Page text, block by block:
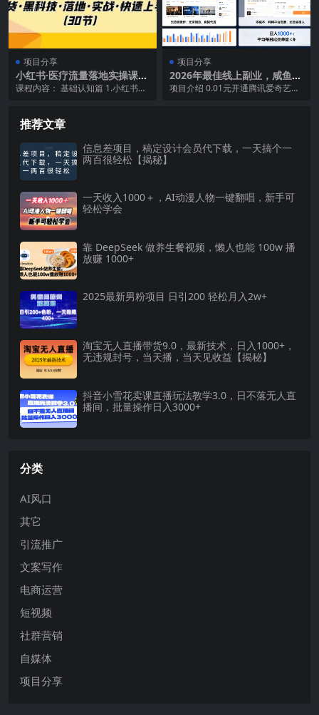
项目分享
小红书·医疗流量落地实操课，
干货·黑科技·落地·实战·快速上
课程内容： 基础认知篇 1.小红书的
项目分享
2026年最佳线上副业，咸鱼无
货源零成本卖影视会员，轻轻
项目介绍 0.01元开通腾讯爱奇艺优
推荐文章
信息差项目，稿定设计会员代下载，一天搞个一
两百很轻松【揭秘】
一天收入1000＋，AI动漫人物一键翻唱，新手可
轻松学会
靠 DeepSeek 做养生餐视频，懒人也能 100w 播
放赚 1000+
2025最新男粉项目 日引200 轻松月入2w+
淘宝无人直播带货9.0，最新技术，日入1000+，
无违规封号，当天播，当天见收益【揭秘】
抖音小雪花卖课直播玩法教学3.0，日不落无人直
播间，批量操作日入3000+
分类
AI风口
其它
引流推广
文案写作
电商运营
短视频
社群营销
自媒体
项目分享